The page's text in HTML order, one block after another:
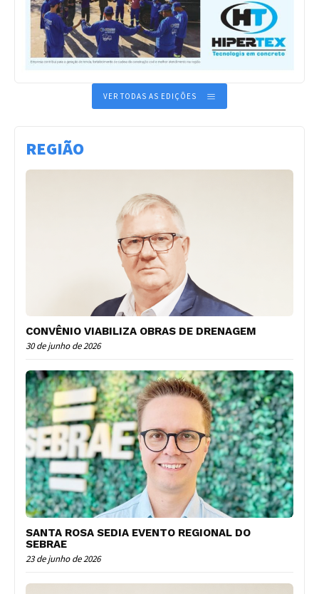
VER TODAS AS EDIÇÕES
REGIÃO
CONVÊNIO VIABILIZA OBRAS DE DRENAGEM
30 de junho de 2026
SANTA ROSA SEDIA EVENTO REGIONAL DO
SEBRAE
23 de junho de 2026